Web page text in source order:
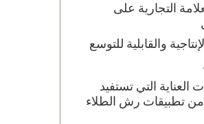
التجارية على
والقابلية للتوسع
العناية التي تستفيد
من تطبيقات رش الطلاء